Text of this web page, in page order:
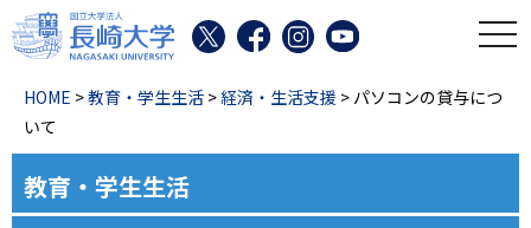
HOME >教育・学生生活 >経済・生活支援 > パソコンの貸与につ
いて
教育・学生生活